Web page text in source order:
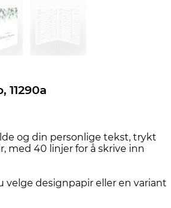
11290a
og din personlige tekst, trykt
med 40 linjer for å skrive inn
velge designpapir eller en variant